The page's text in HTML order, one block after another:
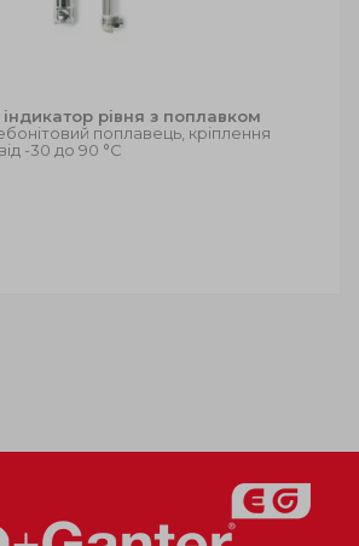
рівня з поплавком
поплавець, кріплення
-30 до 90 °C